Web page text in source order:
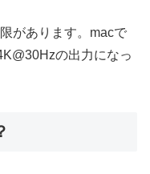
があります。macで
の出力になっ